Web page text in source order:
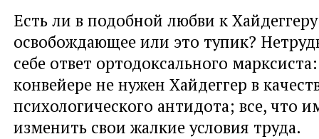
Есть ли в подобной любви к
освобождающее или это тупик?
себе ответ ортодоксального
конвейере не нужен Хайдеггер в
психологического антидота; все, что
изменить свои жалкие условия труда.